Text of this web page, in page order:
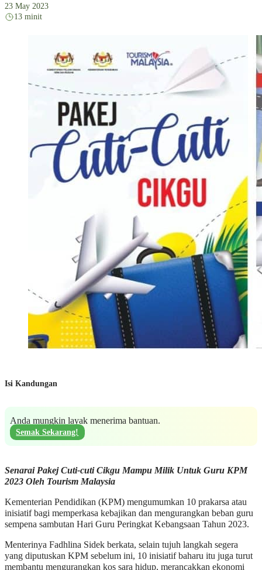
23 May 2023
13 minit
Isi Kandungan
Anda mungkin layak menerima bantuan.
Semak Sekarang!
Senarai Pakej Cuti-cuti Cikgu Mampu Milik Untuk Guru KPM
2023 Oleh Tourism Malaysia
Kementerian Pendidikan (KPM) mengumumkan 10 prakarsa atau
inisiatif bagi memperkasa kebajikan dan mengurangkan beban guru
sempena sambutan Hari Guru Peringkat Kebangsaan Tahun 2023.
Menterinya Fadhlina Sidek berkata, selain tujuh langkah segera
yang diputuskan KPM sebelum ini, 10 inisiatif baharu itu juga turut
membantu mengurangkan kos sara hidup, merancakkan ekonomi